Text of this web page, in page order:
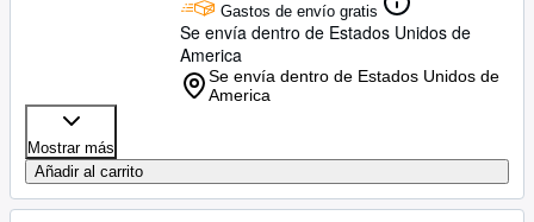
Gastos de envío gratis
Se envía dentro de Estados Unidos de
America
Se envía dentro de Estados Unidos de
America
Mostrar más
Añadir al carrito